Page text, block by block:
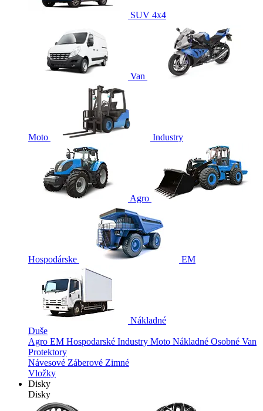
SUV 4x4
Van
Moto Industry
Agro
Hospodárske EM
Nákladné
Duše
Agro EM Hospodarské Industry Moto Nákladné Osobné Van
Protektory
Návesové Záberové Zimné
Vložky
Disky
Disky